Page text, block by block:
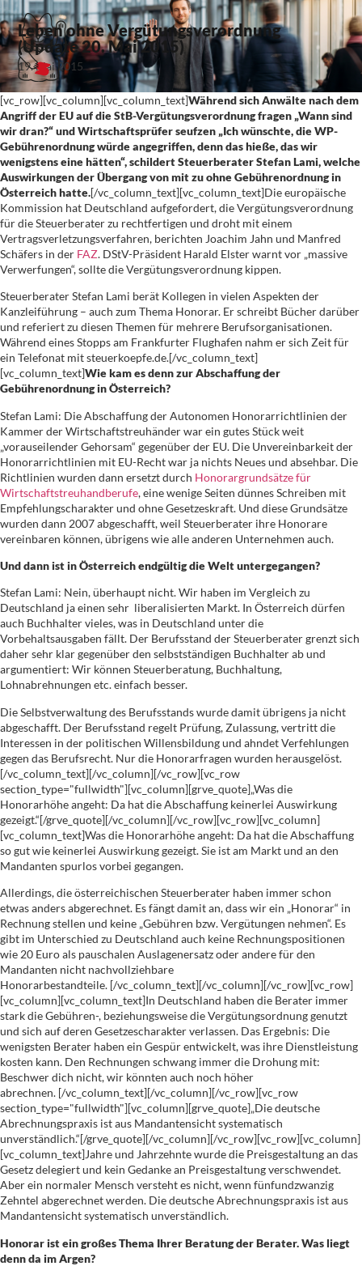
Leben ohne Vergütungsverordnung
(Update 20. Mai 2015)
19. Mai 2015
[vc_row][vc_column][vc_column_text]Während sich Anwälte nach dem
Angriff der EU auf die StB-Vergütungsverordnung fragen „Wann sind
wir dran?“ und Wirtschaftsprüfer seufzen „Ich wünschte, die WP-
Gebührenordnung würde angegriffen, denn das hieße, das wir
wenigstens eine hätten“, schildert Steuerberater Stefan Lami, welche
Auswirkungen der Übergang von mit zu ohne Gebührenordnung in
Österreich hatte.[/vc_column_text][vc_column_text]Die europäische
Kommission hat Deutschland aufgefordert, die Vergütungsverordnung
für die Steuerberater zu rechtfertigen und droht mit einem
Vertragsverletzungsverfahren, berichten Joachim Jahn und Manfred
Schäfers in der FAZ. DStV-Präsident Harald Elster warnt vor „massive
Verwerfungen“, sollte die Vergütungsverordnung kippen.
Steuerberater Stefan Lami berät Kollegen in vielen Aspekten der
Kanzleiführung – auch zum Thema Honorar. Er schreibt Bücher darüber
und referiert zu diesen Themen für mehrere Berufsorganisationen.
Während eines Stopps am Frankfurter Flughafen nahm er sich Zeit für
ein Telefonat mit steuerkoepfe.de.[/vc_column_text]
[vc_column_text]Wie kam es denn zur Abschaffung der
Gebührenordnung in Österreich?
Stefan Lami: Die Abschaffung der Autonomen Honorarrichtlinien der
Kammer der Wirtschaftstreuhänder war ein gutes Stück weit
„vorauseilender Gehorsam“ gegenüber der EU. Die Unvereinbarkeit der
Honorarrichtlinien mit EU-Recht war ja nichts Neues und absehbar. Die
Richtlinien wurden dann ersetzt durch Honorargrundsätze für
Wirtschaftstreuhandberufe, eine wenige Seiten dünnes Schreiben mit
Empfehlungscharakter und ohne Gesetzeskraft. Und diese Grundsätze
wurden dann 2007 abgeschafft, weil Steuerberater ihre Honorare
vereinbaren können, übrigens wie alle anderen Unternehmen auch.
Und dann ist in Österreich endgültig die Welt untergegangen?
Stefan Lami: Nein, überhaupt nicht. Wir haben im Vergleich zu
Deutschland ja einen sehr liberalisierten Markt. In Österreich dürfen
auch Buchhalter vieles, was in Deutschland unter die
Vorbehaltsausgaben fällt. Der Berufsstand der Steuerberater grenzt sich
daher sehr klar gegenüber den selbstständigen Buchhalter ab und
argumentiert: Wir können Steuerberatung, Buchhaltung,
Lohnabrehnungen etc. einfach besser.
Die Selbstverwaltung des Berufsstands wurde damit übrigens ja nicht
abgeschafft. Der Berufsstand regelt Prüfung, Zulassung, vertritt die
Interessen in der politischen Willensbildung und ahndet Verfehlungen
gegen das Berufsrecht. Nur die Honorarfragen wurden herausgelöst.
[/vc_column_text][/vc_column][/vc_row][vc_row
section_type="fullwidth"][vc_column][grve_quote]„Was die
Honorarhöhe angeht: Da hat die Abschaffung keinerlei Auswirkung
gezeigt.“[/grve_quote][/vc_column][/vc_row][vc_row][vc_column]
[vc_column_text]Was die Honorarhöhe angeht: Da hat die Abschaffung
so gut wie keinerlei Auswirkung gezeigt. Sie ist am Markt und an den
Mandanten spurlos vorbei gegangen.
Allerdings, die österreichischen Steuerberater haben immer schon
etwas anders abgerechnet. Es fängt damit an, dass wir ein „Honorar“ in
Rechnung stellen und keine „Gebühren bzw. Vergütungen nehmen“. Es
gibt im Unterschied zu Deutschland auch keine Rechnungspositionen
wie 20 Euro als pauschalen Auslagenersatz oder andere für den
Mandanten nicht nachvollziehbare
Honorarbestandteile. [/vc_column_text][/vc_column][/vc_row][vc_row]
[vc_column][vc_column_text]In Deutschland haben die Berater immer
stark die Gebühren-, beziehungsweise die Vergütungsordnung genutzt
und sich auf deren Gesetzescharakter verlassen. Das Ergebnis: Die
wenigsten Berater haben ein Gespür entwickelt, was ihre Dienstleistung
kosten kann. Den Rechnungen schwang immer die Drohung mit:
Beschwer dich nicht, wir könnten auch noch höher
abrechnen. [/vc_column_text][/vc_column][/vc_row][vc_row
section_type="fullwidth"][vc_column][grve_quote]„Die deutsche
Abrechnungspraxis ist aus Mandantensicht systematisch
unverständlich.“[/grve_quote][/vc_column][/vc_row][vc_row][vc_column]
[vc_column_text]Jahre und Jahrzehnte wurde die Preisgestaltung an das
Gesetz delegiert und kein Gedanke an Preisgestaltung verschwendet.
Aber ein normaler Mensch versteht es nicht, wenn fünfundzwanzig
Zehntel abgerechnet werden. Die deutsche Abrechnungspraxis ist aus
Mandantensicht systematisch unverständlich.
Honorar ist ein großes Thema Ihrer Beratung der Berater. Was liegt
denn da im Argen?